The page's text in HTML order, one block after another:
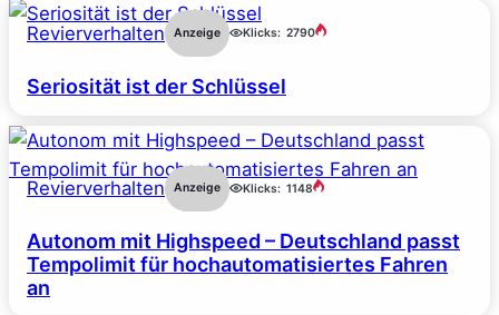
Revierverhalten Anzeige Klicks: 2790
Seriosität ist der Schlüssel
Revierverhalten Anzeige Klicks: 1148
Autonom mit Highspeed – Deutschland passt
Tempolimit für hochautomatisiertes Fahren
an